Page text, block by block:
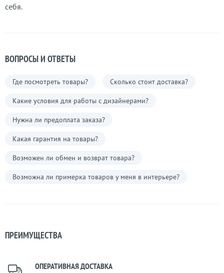
себя.
ВОПРОСЫ И ОТВЕТЫ
Где посмотреть товары? Сколько стоит доставка?
Какие условия для работы с дизайнерами?
Нужна ли предоплата заказа?
Какая гарантия на товары?
Возможен ли обмен и возврат товара?
Возможна ли примерка товаров у меня в интерьере?
ПРЕИМУЩЕСТВА
ОПЕРАТИВНАЯ ДОСТАВКА